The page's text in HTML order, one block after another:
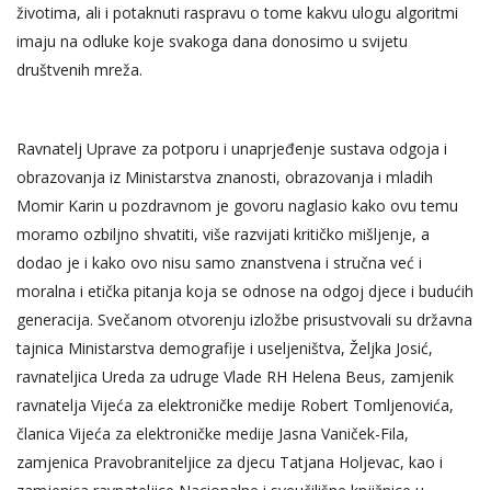
životima, ali i potaknuti raspravu o tome kakvu ulogu algoritmi
imaju na odluke koje svakoga dana donosimo u svijetu
društvenih mreža.
Ravnatelj Uprave za potporu i unaprjeđenje sustava odgoja i
obrazovanja iz Ministarstva znanosti, obrazovanja i mladih
Momir Karin u pozdravnom je govoru naglasio kako ovu temu
moramo ozbiljno shvatiti, više razvijati kritičko mišljenje, a
dodao je i kako ovo nisu samo znanstvena i stručna već i
moralna i etička pitanja koja se odnose na odgoj djece i budućih
generacija. Svečanom otvorenju izložbe prisustvovali su državna
tajnica Ministarstva demografije i useljeništva, Željka Josić,
ravnateljica Ureda za udruge Vlade RH Helena Beus, zamjenik
ravnatelja Vijeća za elektroničke medije Robert Tomljenovića,
članica Vijeća za elektroničke medije Jasna Vaniček-Fila,
zamjenica Pravobraniteljice za djecu Tatjana Holjevac, kao i